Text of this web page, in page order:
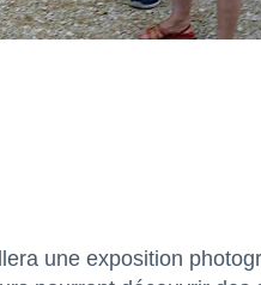
une exposition